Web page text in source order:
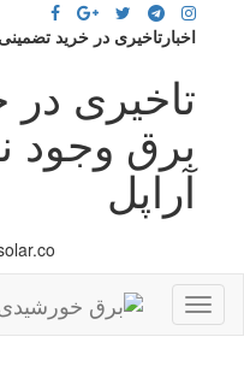
اخبارتاخیری در خرید
تاخیری
برق وجود
آراپل
Toggle
navigation